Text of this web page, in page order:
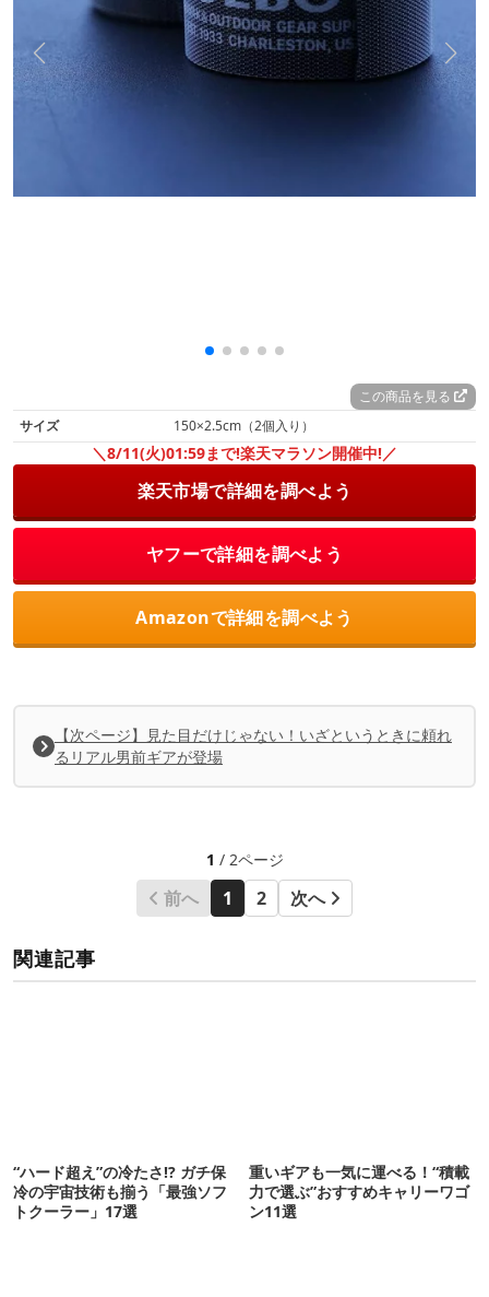
この商品を見る
サイズ
150×2.5cm（2個入り）
＼8/11(火)01:59まで!楽天マラソン開催中!／
楽天市場で詳細を調べよう
ヤフーで詳細を調べよう
Amazonで詳細を調べよう
【次ページ】見た目だけじゃない！いざというときに頼れ
るリアル男前ギアが登場
1 / 2ページ
前へ 1 2 次へ
関連記事
“ハード超え”の冷たさ!? ガチ保
冷の宇宙技術も揃う「最強ソフ
トクーラー」17選
重いギアも一気に運べる！“積載
力で選ぶ”おすすめキャリーワゴ
ン11選